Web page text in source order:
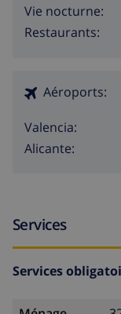
Vie nocturne:
Restaurants:
Aéroports:
Valencia:
Alicante:
Services
Services